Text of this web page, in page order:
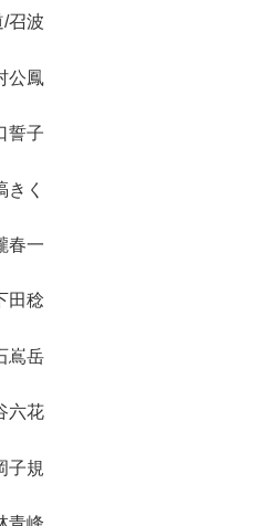
召波
公鳳
誓子
く
春一
田稔
嶌岳
六花
子規